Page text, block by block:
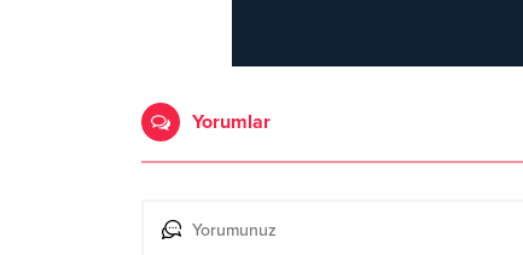
Yorumlar